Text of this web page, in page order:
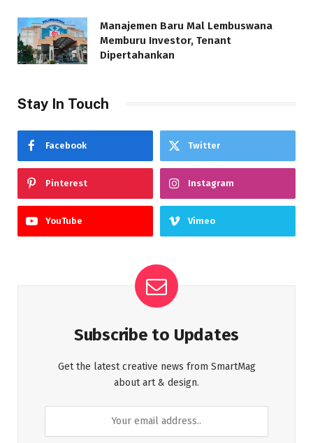
Manajemen Baru Mal Lembuswana
Memburu Investor, Tenant
Dipertahankan
Stay In Touch
Facebook Twitter
Pinterest Instagram
YouTube Vimeo
Subscribe to Updates
Get the latest creative news from SmartMag
about art & design.